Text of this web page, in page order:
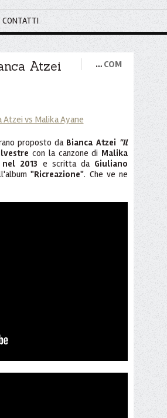
CONTATTI
Atzei
… COM
proposto da Bianca Atzei "Il
con la canzone di Malika
2013 e scritta da Giuliano
"Ricreazione". Che ve ne